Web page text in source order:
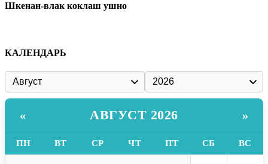
Шкенан-влак коклаш ушно
КАЛЕНДАРЬ
« АВГУСТ 2026 »
ПН ВТ СР ЧТ ПТ СБ ВС